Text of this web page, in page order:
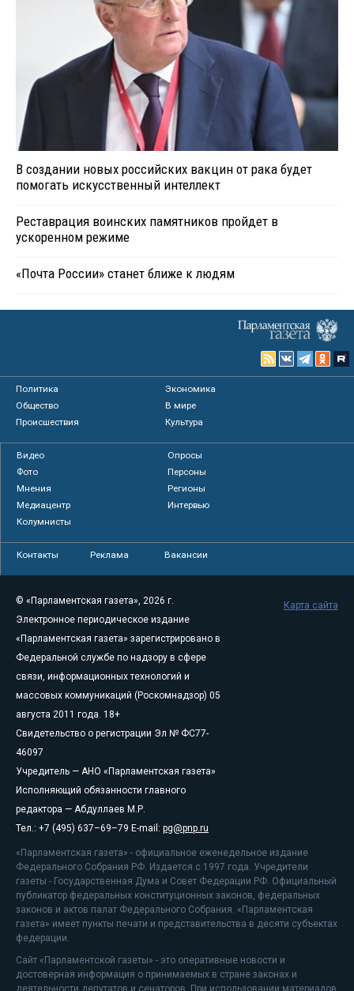
В создании новых российских вакцин от рака будет
помогать искусственный интеллект
Реставрация воинских памятников пройдет в
ускоренном режиме
«Почта России» станет ближе к людям
Политика
Экономика
Общество
В мире
Происшествия
Культура
Видео
Опросы
Фото
Персоны
Мнения
Регионы
Медиацентр
Интервью
Колумнисты
Контакты Реклама Вакансии
© «Парламентская газета», 2026 г.
Электронное периодическое издание
«Парламентская газета» зарегистрировано в
Федеральной службе по надзору в сфере
связи, информационных технологий и
массовых коммуникаций (Роскомнадзор) 05
августа 2011 года. 18+
Свидетельство о регистрации Эл № ФС77-
46097
Учредитель — АНО «Парламентская газета»
Исполняющий обязанности главного
редактора — Абдуллаев М.Р.
Тел.: +7 (495) 637–69–79 E-mail: pg@pnp.ru
«Парламентская газета» - официальное еженедельное издание
Федерального Собрания РФ. Издается с 1997 года. Учредители
газеты - Государственная Дума и Совет Федерации РФ. Официальный
публикатор федеральных конституционных законов, федеральных
законов и актов палат Федерального Собрания. «Парламентская
газета» имеет пункты печати и представительства в десяти субъектах
федерации.
Сайт «Парламентской газеты» - это оперативные новости и
достоверная информация о принимаемых в стране законах и
деятельности депутатов и сенаторов. При использовании материалов
Карта сайта